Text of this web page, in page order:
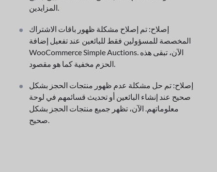
المزايدين.
إصلاح: تم إصلاح مشكلة ظهور باقات الاشتراك
المخصصة للمسؤولين فقط للبائعين عند تفعيل إضافة
WooCommerce Simple Auctions. الآن، تبقى هذه
الحزم مخفية كما هو مقصود.
إصلاح: تم حل مشكلة عدم ظهور منتجات الحجز بشكل
صحيح عند إنشاء البائعين أو تحديث قسائمهم في لوحة
معلوماتهم. الآن، تظهر جميع منتجات الحجز بشكل
صحيح.